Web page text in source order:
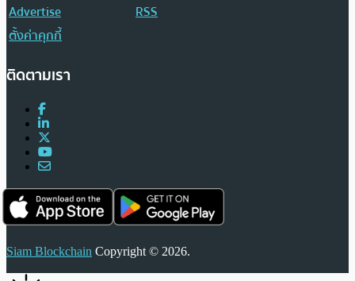
Advertise
RSS
ตั้งค่าคุกกี้
ติดตามเรา
Siam Blockchain Copyright © 2026.